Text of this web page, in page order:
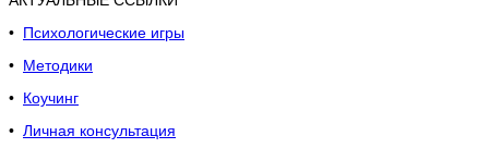
• Психологические игры
• Методики
• Коучинг
• Личная консультация